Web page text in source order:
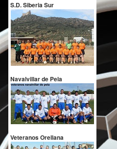
S.D. Siberia Sur
Navalvillar de Pela
Veteranos Orellana